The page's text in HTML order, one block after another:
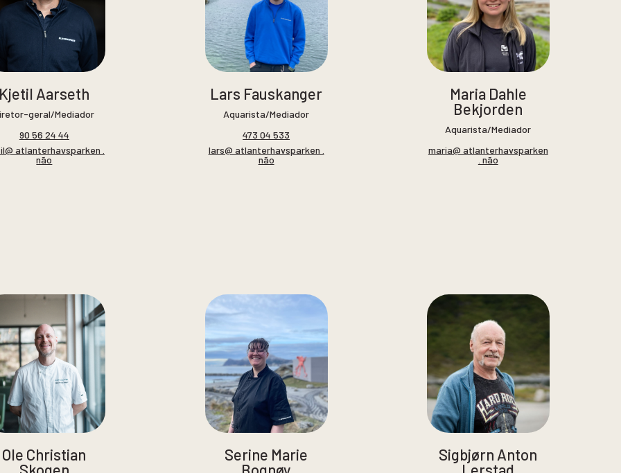
Aarseth
geral/Mediador
90 56 24 44
atlanterhavsparken .
não
Lars Fauskanger
Aquarista/Mediador
473 04 533
lars@ atlanterhavsparken .
não
Maria Dahle
Bekjorden
Aquarista/Mediador
maria@ atlanterhavsparken
. não
Ole Christian
Serine Marie
Sigbjørn Anton